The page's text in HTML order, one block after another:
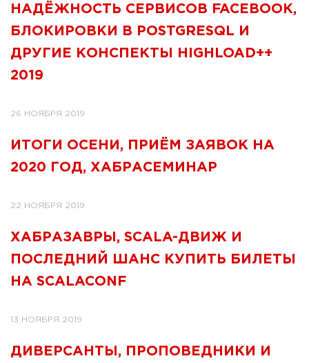
НАДЁЖНОСТЬ СЕРВИСОВ FACEBOOK,
БЛОКИРОВКИ В POSTGRESQL И
ДРУГИЕ КОНСПЕКТЫ HIGHLOAD++
2019
26 НОЯБРЯ 2019
ИТОГИ ОСЕНИ, ПРИЁМ ЗАЯВОК НА
2020 ГОД, ХАБРАСЕМИНАР
22 НОЯБРЯ 2019
ХАБРАЗАВРЫ, SCALA-ДВИЖ И
ПОСЛЕДНИЙ ШАНС КУПИТЬ БИЛЕТЫ
НА SCALACONF
13 НОЯБРЯ 2019
ДИВЕРСАНТЫ, ПРОПОВЕДНИКИ И